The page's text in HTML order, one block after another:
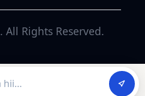
. All Rights Reserved.